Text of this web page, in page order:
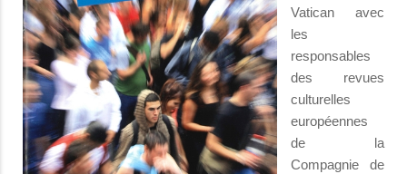
Vatican avec
les
responsables
des revues
culturelles
européennes
de la
Compagnie de